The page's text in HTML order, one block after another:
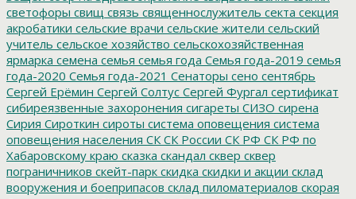
светофоры свищ связь священнослужитель секта секция
акробатики сельские врачи сельские жители сельский
учитель сельское хозяйство сельскохозяйственная
ярмарка семена семья семья года Семья года-2019 семья
года-2020 Семья года-2021 Сенаторы сено сентябрь
Сергей Ерёмин Сергей Солтус Сергей Фургал сертификат
сибиреязвенные захоронения сигареты СИЗО сирена
Сирия Сироткин сироты система оповещения система
оповещения населения СК СК России СК РФ СК РФ по
Хабаровскому краю сказка скандал сквер сквер
пограничников скейт-парк скидка скидки и акции склад
вооружения и боеприпасов склад пиломатериалов скорая